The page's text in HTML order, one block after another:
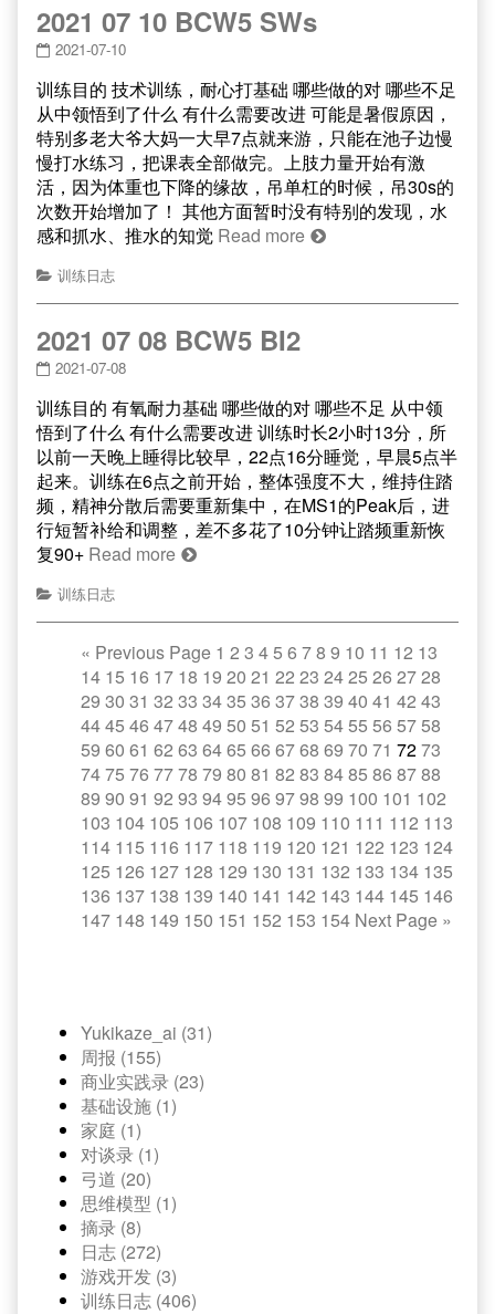
2021 07 10 BCW5 SWs
2021-07-10
训练目的 技术训练，耐心打基础 哪些做的对 哪些不足
从中领悟到了什么 有什么需要改进 可能是暑假原因，
特别多老大爷大妈一大早7点就来游，只能在池子边慢
慢打水练习，把课表全部做完。上肢力量开始有激
活，因为体重也下降的缘故，吊单杠的时候，吊30s的
次数开始增加了！ 其他方面暂时没有特别的发现，水
感和抓水、推水的知觉 Read more
训练日志
2021 07 08 BCW5 BI2
2021-07-08
训练目的 有氧耐力基础 哪些做的对 哪些不足 从中领
悟到了什么 有什么需要改进 训练时长2小时13分，所
以前一天晚上睡得比较早，22点16分睡觉，早晨5点半
起来。训练在6点之前开始，整体强度不大，维持住踏
频，精神分散后需要重新集中，在MS1的Peak后，进
行短暂补给和调整，差不多花了10分钟让踏频重新恢
复90+ Read more
训练日志
« Previous Page 1 2 3 45 6 78 9 10 11 12 13
14 15 16 17 18 19 20 21 22 23 2425 26 2728
29 30 31 32 33 3435 36 3738 39 40 41 42 43
4445 46 4748 49 50 51 52 53 5455 56 5758
59 60 61 62 63 6465 66 6768 69 70 71 7273
7475 76 7778 79 80 81 82 83 8485 86 8788
89 90 91 92 93 9495 96 9798 99 100 101 102
103 104 105 106 107 108 109 110 111 112 113
114 115 116 117 118 119 120 121 122 123 124
125 126 127 128 129 130 131 132 133 134 135
136 137 138 139 140 141 142 143 144 145 146
147 148 149 150 151 152 153 154 Next Page »
Yukikaze_ai (31)
周报 (155)
商业实践录 (23)
基础设施 (1)
家庭 (1)
对谈录 (1)
弓道 (20)
思维模型 (1)
摘录 (8)
日志 (272)
游戏开发 (3)
训练日志 (406)